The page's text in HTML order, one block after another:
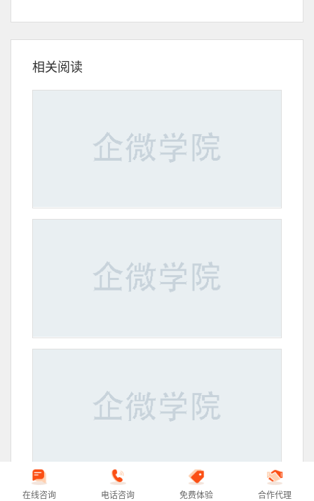
相关阅读
在线咨询 电话咨询 免费体验 合作代理